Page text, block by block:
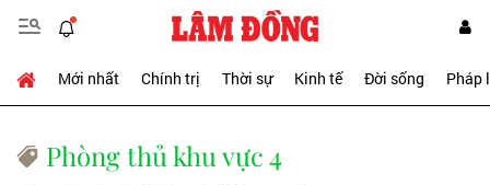
Mới nhất Chính trị Thời sự Kinh tế Đời sống Pháp
Phòng thủ khu vực 4